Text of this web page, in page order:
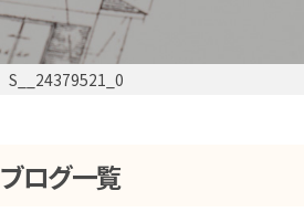
S__24379521_0
ブログ一覧